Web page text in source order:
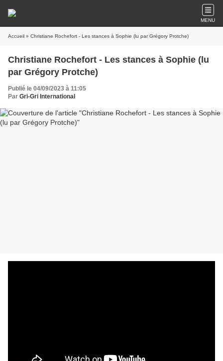
MENU
Accueil » Christiane Rochefort - Les stances à Sophie (lu par Grégory Protche)
Christiane Rochefort - Les stances à Sophie (lu
par Grégory Protche)
Publié le 04/09/2023 à 11:05
Par Gri-Gri International